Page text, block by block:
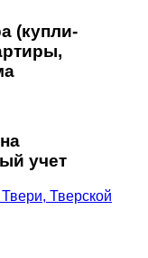
(купли-
учет
Тверской